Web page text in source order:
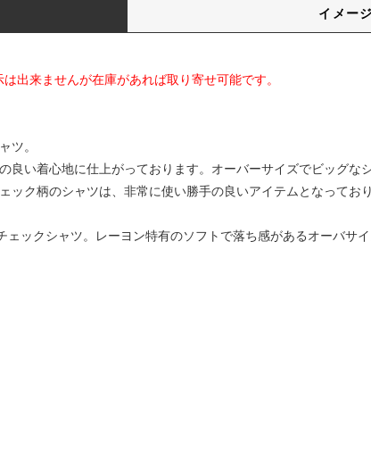
イメージ
出来ませんが在庫があれば取り寄せ可能です。
ツ。
良い着心地に仕上がっております。オーバーサイズでビッグな
ク柄のシャツは、非常に使い勝手の良いアイテムとなっており
ェックシャツ。レーヨン特有のソフトで落ち感があるオーバサ